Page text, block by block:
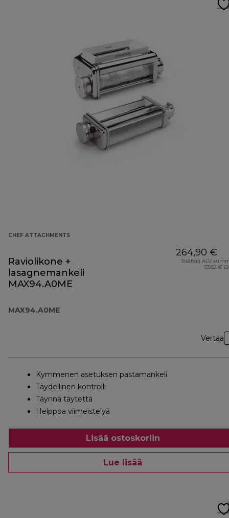
CHEF ATTACHMENTS
Raviolikone +
lasagnemankeli
MAX94.A0ME
MAX94.A0ME
264,90 €
Sisältää ALV-
53,82 €
Vertaa
Kymmenen asetuksen pastamankeli
Täydellinen kontrolli
Täynnä täytettä
Helppoa viimeistelyä
Lisää ostoskoriin
Lue lisää